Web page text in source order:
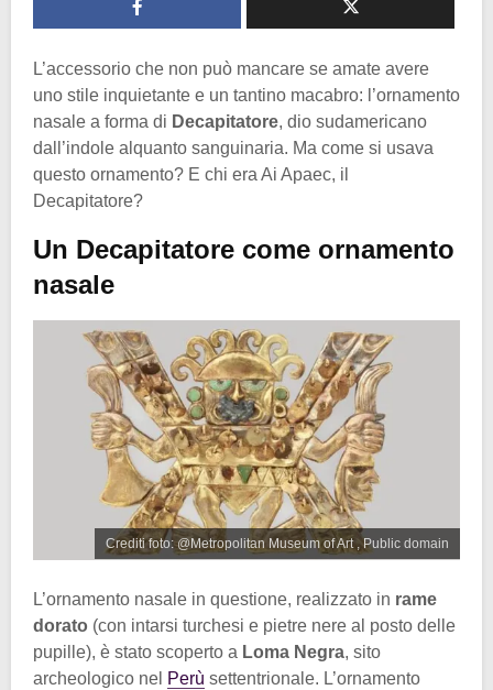
L’accessorio che non può mancare se amate avere
uno stile inquietante e un tantino macabro: l’ornamento
nasale a forma di Decapitatore, dio sudamericano
dall’indole alquanto sanguinaria. Ma come si usava
questo ornamento? E chi era Ai Apaec, il
Decapitatore?
Un Decapitatore come ornamento
nasale
Crediti foto: @Metropolitan Museum of Art , Public domain
L’ornamento nasale in questione, realizzato in rame
dorato (con intarsi turchesi e pietre nere al posto delle
pupille), è stato scoperto a Loma Negra, sito
archeologico nel Perù settentrionale. L’ornamento